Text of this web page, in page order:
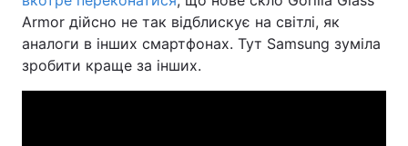
Armor дійсно не так відблискує на світлі, як
аналоги в інших смартфонах. Тут Samsung зуміла
зробити краще за інших.